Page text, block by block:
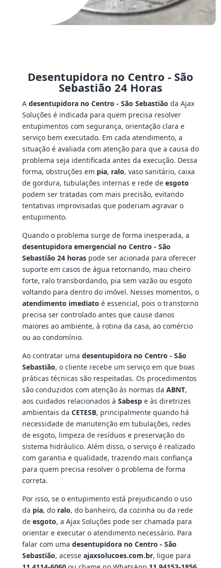
Desentupidora no Centro - São
Sebastião 24 Horas
A desentupidora no Centro - São Sebastião da Ajax
Soluções é indicada para quem precisa resolver
entupimentos com segurança, orientação clara e
serviço bem executado. Em cada atendimento, a
situação é avaliada com atenção para que a causa do
problema seja identificada antes da execução. Dessa
forma, obstruções em pia, ralo, vaso sanitário, caixa
de gordura, tubulações internas e rede de esgoto
podem ser tratadas com mais precisão, evitando
tentativas improvisadas que poderiam agravar o
entupimento.
Quando o problema surge de forma inesperada, a
desentupidora emergencial no Centro - São
Sebastião 24 horaspode ser acionada para oferecer
suporte em casos de água retornando, mau cheiro
forte, ralo transbordando, pia sem vazão ou esgoto
voltando para dentro do imóvel. Nesses momentos, o
atendimento imediato é essencial, pois o transtorno
precisa ser controlado antes que cause danos
maiores ao ambiente, à rotina da casa, ao comércio
ou ao condomínio.
Ao contratar uma desentupidora no Centro - São
Sebastião, o cliente recebe um serviço em que boas
práticas técnicas são respeitadas. Os procedimentos
são conduzidos com atenção às normas da ABNT,
aos cuidados relacionados à Sabespe às diretrizes
ambientais da CETESB, principalmente quando há
necessidade de manutenção em tubulações, redes
de esgoto, limpeza de resíduos e preservação do
sistema hidráulico. Além disso, o serviço é realizado
com garantia e qualidade, trazendo mais confiança
para quem precisa resolver o problema de forma
correta.
Por isso, se o entupimento está prejudicando o uso
da pia, do ralo, do banheiro, da cozinha ou da rede
de esgoto, a Ajax Soluções pode ser chamada para
orientar e executar o atendimento necessário. Para
falar com uma desentupidora no Centro - São
Sebastião, acesse ajaxsolucoes.com.br, ligue para